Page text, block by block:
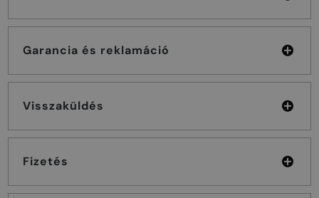
Garancia és reklamáció
Visszaküldés
Fizetés